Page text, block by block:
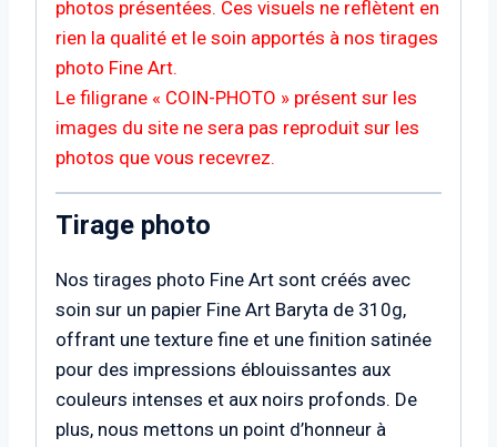
photos présentées. Ces visuels ne reflètent en
rien la qualité et le soin apportés à nos tirages
photo Fine Art.
Le filigrane « COIN-PHOTO » présent sur les
images du site ne sera pas reproduit sur les
photos que vous recevrez.
Tirage photo
Nos tirages photo Fine Art sont créés avec
soin sur un papier Fine Art Baryta de 310g,
offrant une texture fine et une finition satinée
pour des impressions éblouissantes aux
couleurs intenses et aux noirs profonds. De
plus, nous mettons un point d’honneur à